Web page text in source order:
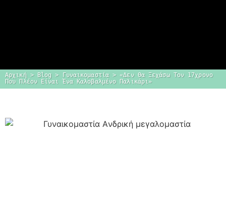
Dr. Δημήτρης
Ο προσωπικός σας πλαστικός
Αρχική > Blog > Γυναικομαστία > «Δεν Θα Ξεχάσω Τον 17χρονο
Που Πλέον Είναι Ένα Καλοβαλμένο Παλικάρι»